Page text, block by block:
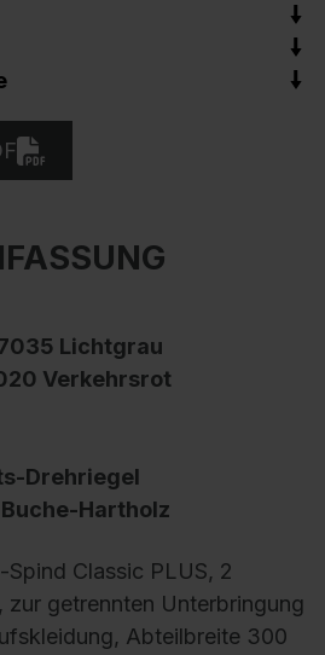
Lichtgrau
Verkehrsrot
Drehriegel
Buche-Hartholz
Classic PLUS, 2
zur getrennten Unterbringung
Abteilbreite 300